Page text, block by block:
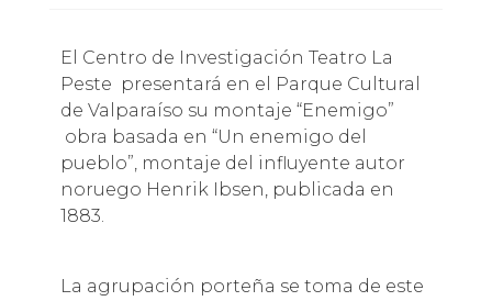
El Centro de Investigación Teatro La
Peste presentará en el Parque Cultural
de Valparaíso su montaje “Enemigo”
obra basada en “Un enemigo del
pueblo”, montaje del influyente autor
noruego Henrik Ibsen, publicada en
1883.
La agrupación porteña se toma de este